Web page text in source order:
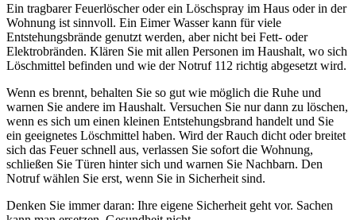
Ein tragbarer Feuerlöscher oder ein Löschspray im Haus oder in der
Wohnung ist sinnvoll. Ein Eimer Wasser kann für viele
Entstehungsbrände genutzt werden, aber nicht bei Fett- oder
Elektrobränden. Klären Sie mit allen Personen im Haushalt, wo sich
Löschmittel befinden und wie der Notruf 112 richtig abgesetzt wird.
Wenn es brennt, behalten Sie so gut wie möglich die Ruhe und
warnen Sie andere im Haushalt. Versuchen Sie nur dann zu löschen,
wenn es sich um einen kleinen Entstehungsbrand handelt und Sie
ein geeignetes Löschmittel haben. Wird der Rauch dicht oder breitet
sich das Feuer schnell aus, verlassen Sie sofort die Wohnung,
schließen Sie Türen hinter sich und warnen Sie Nachbarn. Den
Notruf wählen Sie erst, wenn Sie in Sicherheit sind.
Denken Sie immer daran: Ihre eigene Sicherheit geht vor. Sachen